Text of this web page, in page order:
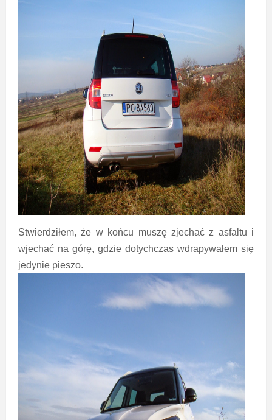
Stwierdziłem, że w końcu muszę zjechać z asfaltu i
wjechać na górę, gdzie dotychczas wdrapywałem się
jedynie pieszo.